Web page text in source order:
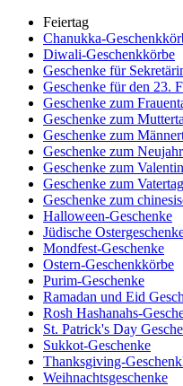
Feiertag
Chanukka-
Diwali-Geschenkkörbe
Geschenke für
Geschenke für den 23.
Geschenke zum
Geschenke zum
Geschenke zum
Geschenke zum Neujahr
Geschenke zum
Geschenke zum Vatertag
Geschenke zum
Halloween-Geschenke
Jüdische
Mondfest-Geschenke
Ostern-Geschenkkörbe
Purim-Geschenke
Ramadan und Eid
Rosh Hashanahs-
St. Patrick's Day
Sukkot-Geschenke
Thanksgiving-
Weihnachtsgeschenke